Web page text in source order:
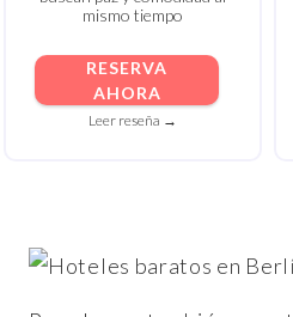
mismo tiempo
RESERVA
AHORA
Leer reseña →